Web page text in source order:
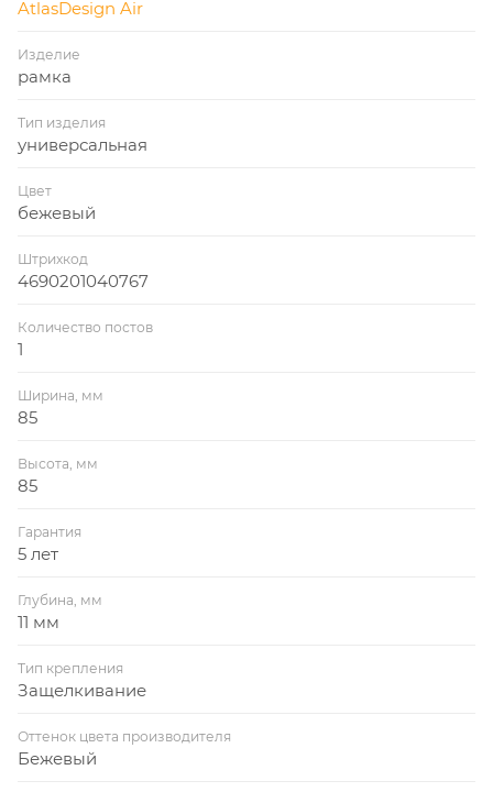
AtlasDesign Air
Изделие
рамка
Тип изделия
универсальная
Цвет
бежевый
Штрихкод
4690201040767
Количество постов
1
Ширина, мм
85
Высота, мм
85
Гарантия
5 лет
Глубина, мм
11 мм
Тип крепления
Защелкивание
Оттенок цвета производителя
Бежевый